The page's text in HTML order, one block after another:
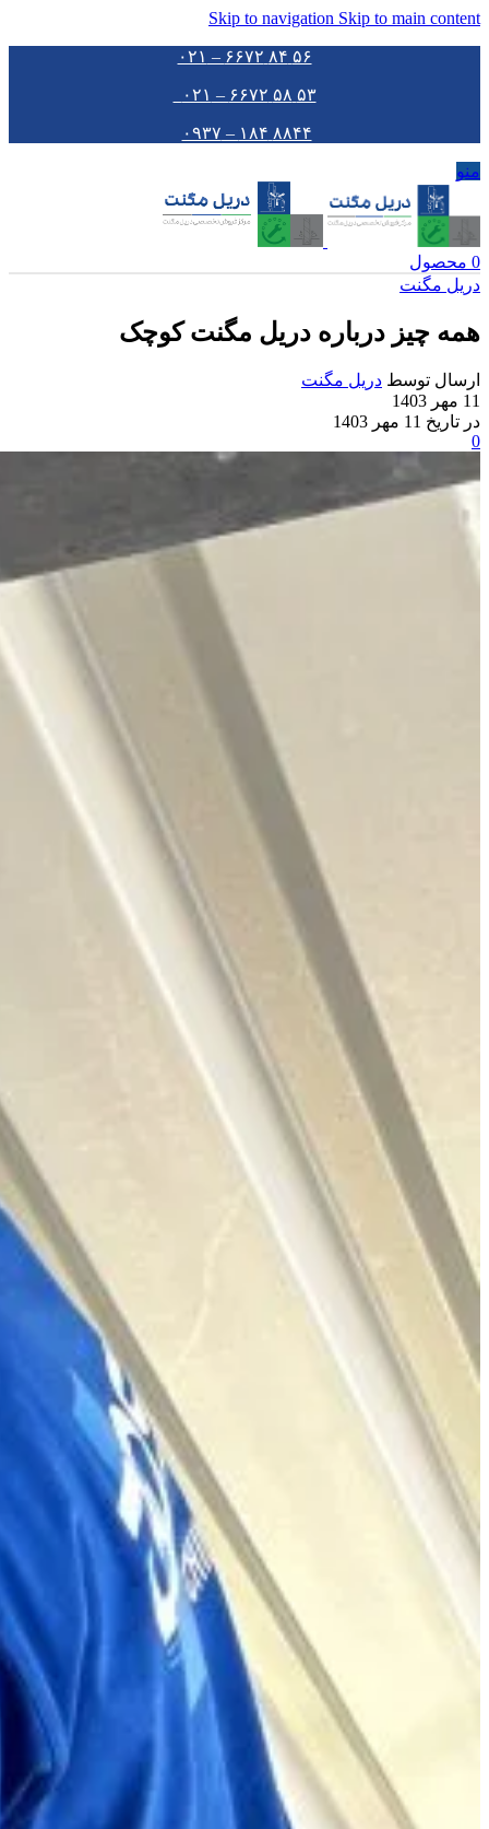
Skip to navigation Skip to main content
۵۶ ۸۴ ۶۶۷۲ – ۰۲۱
۵۳ ۵۸ ۶۶۷۲ – ۰۲۱
۸۸۴۴ ۱۸۴ – ۰۹۳۷
منو
0 محصول
دریل مگنت
همه چیز درباره دریل مگنت کوچک
ارسال توسط دریل مگنت
11 مهر 1403
در تاریخ 11 مهر 1403
0